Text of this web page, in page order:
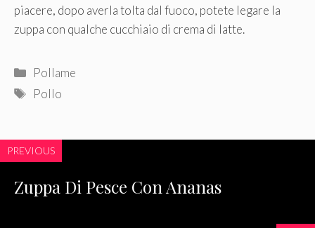
piacere, dopo averla tolta dal fuoco, potete legare la
zuppa con qualche cucchiaio di crema di latte.
Categorie
Pollame
Tag
Pollo
PREVIOUS
Zuppa Di Pesce Con Ananas